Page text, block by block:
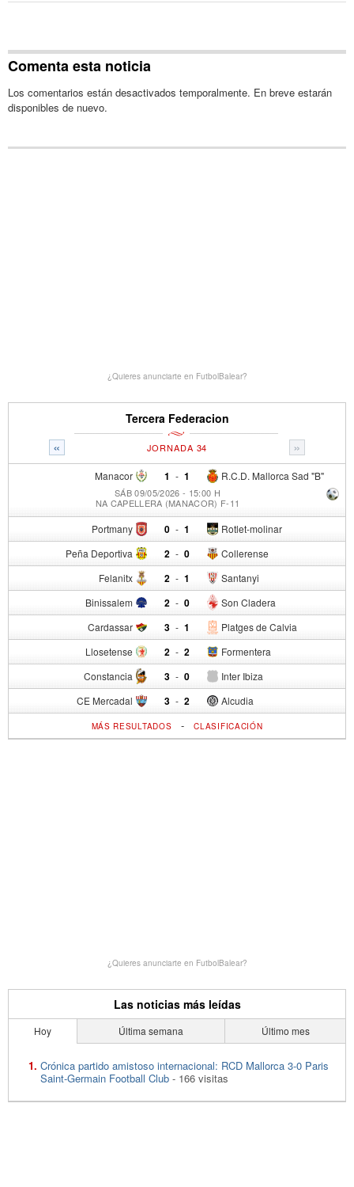
Comenta esta noticia
Los comentarios están desactivados temporalmente. En breve estarán
disponibles de nuevo.
¿Quieres anunciarte en FutbolBalear?
Tercera Federacion
« »
JORNADA 34
Manacor 1 - R.C.D. Mallorca Sad "B"
1
SÁB 09/05/2026 - 15:00 H
NA CAPELLERA (MANACOR) F-11
Portmany 0 - Rotlet-molinar
1
Peña Deportiva 2 - Collerense
0
Felanitx 2 - Santanyi
1
Binissalem 2 - Son Cladera
0
Cardassar 3 - Platges de Calvia
1
Llosetense 2 - Formentera
2
Constancia 3 - Inter Ibiza
0
CE Mercadal 3 - Alcudia
2
MÁS RESULTADOS -CLASIFICACIÓN
¿Quieres anunciarte en FutbolBalear?
Las noticias más leídas
Hoy Última semana Último mes
Crónica partido amistoso internacional: RCD Mallorca 3-0 Paris
Saint-Germain Football Club - 166 visitas